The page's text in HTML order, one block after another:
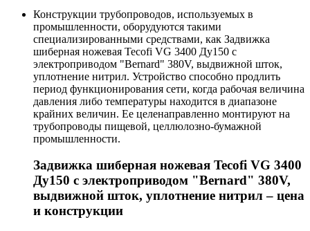
Конструкции трубопроводов, используемых в
промышленности, оборудуются такими
специализированными средствами, как Задвижка
шиберная ножевая Tecofi VG 3400 Ду150 с
электроприводом "Bernard" 380V, выдвижной шток,
уплотнение нитрил. Устройство способно продлить
период функционирования сети, когда рабочая величина
давления либо температуры находится в диапазоне
крайних величин. Ее целенаправленно монтируют на
трубопроводы пищевой, целлюлозно-бумажной
промышленности.
Задвижка шиберная ножевая Tecofi VG 3400
Ду150 с электроприводом "Bernard" 380V,
выдвижной шток, уплотнение нитрил – цена
и конструкции